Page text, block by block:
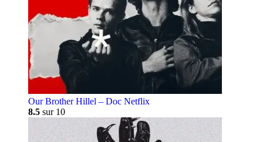
Our Brother Hillel – Doc Netflix
8.5 sur 10